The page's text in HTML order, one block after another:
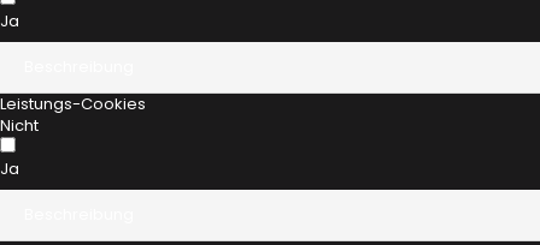
Ja
Leistungs-Cookies
Nicht
Ja